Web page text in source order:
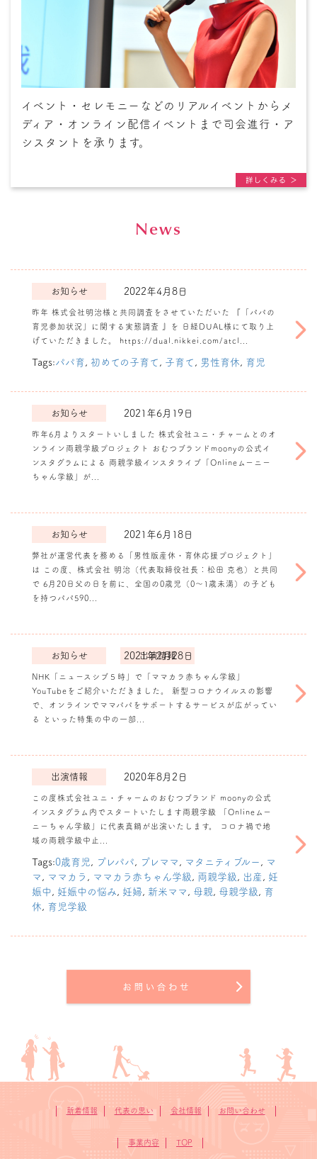
イベント・セレモニーなどのリアルイベントからメ
ディア・オンライン配信イベントまで司会進行・ア
シスタントを承ります。
News
2022年4月8日
お知らせ
昨年 株式会社明治様と共同調査をさせていただいた 『「パパの
育児参加状況」に関する実態調査 』を 日経DUAL様にて取り上
げていただきました。 https://dual.nikkei.com/atcl...
Tags:パパ育 , 初めての子育て , 子育て , 男性育休 , 育児
2021年6月19日
お知らせ
昨年6月よりスタートいしました 株式会社ユニ・チャームとのオ
ンライン両親学級プロジェクト おむつブランドmoonyの公式イ
ンスタグラムによる 両親学級インスタライブ「Onlineムーニー
ちゃん学級」が...
2021年6月18日
お知らせ
弊社が運営代表を務める「男性版産休・育休応援プロジェクト」
は この度、株式会社 明治（代表取締役社長：松田 克也）と共同
で 6月20日父の日を前に、全国の0歳児（0～1歳未満）の子ども
を持つパパ590...
2021年2月28日
お知らせ 出演情報
NHK「ニュースシブ５時」で「ママカラ赤ちゃん学級」
YouTubeをご紹介いただきました。 新型コロナウイルスの影響
で、オンラインでママパパをサポートするサービスが広がってい
る といった特集の中の一部...
2020年8月2日
出演情報
この度株式会社ユニ・チャームのおむつブランド moonyの公式
インスタグラム内でスタートいたします両親学級 「Onlineムー
ニーちゃん学級」に代表真鍋が出演いたします。 コロナ禍で地
域の両親学級中止...
Tags:0歳育児 , プレパパ , プレママ , マタニティブルー , マ
マ , ママカラ , ママカラ赤ちゃん学級 , 両親学級 , 出産 , 妊
娠中 , 妊娠中の悩み , 妊婦 , 新米ママ , 母親, 母親学級 , 育
休 , 育児学級
新着情報 代表の思い 会社情報 お問い合わせ
事業内容 TOP